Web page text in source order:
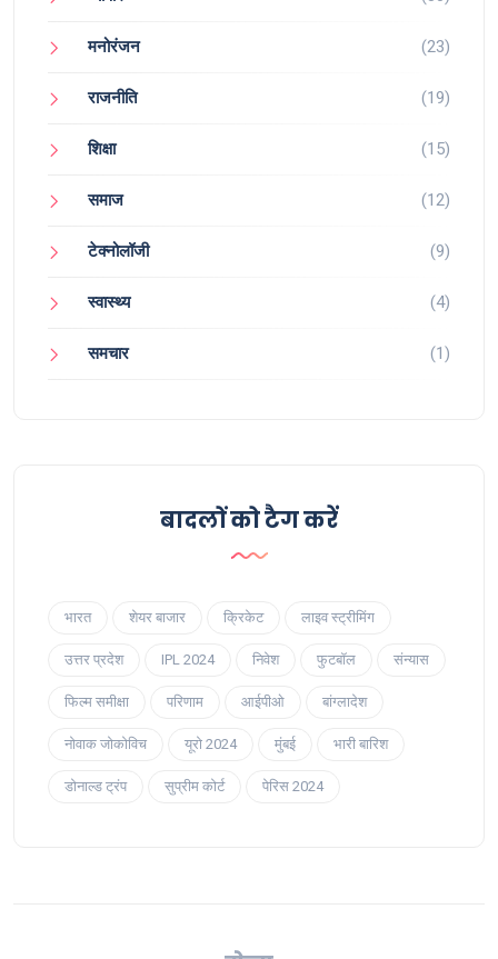
मनोरंजन (23)
राजनीति (19)
शिक्षा (15)
समाज (12)
टेक्नोलॉजी (9)
स्वास्थ्य (4)
समचार (1)
बादलों को टैग करें
भारत शेयर बाजार क्रिकेट लाइव स्ट्रीमिंग
उत्तर प्रदेश IPL 2024 निवेश फुटबॉल संन्यास
फिल्म समीक्षा परिणाम आईपीओ बांग्लादेश
नोवाक जोकोविच यूरो 2024 मुंबई भारी बारिश
डोनाल्ड ट्रंप सुप्रीम कोर्ट पेरिस 2024